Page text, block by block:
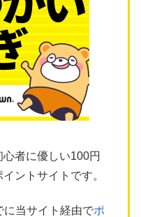
者に優しい100円
ントサイトです。
に当サイト経由でポ